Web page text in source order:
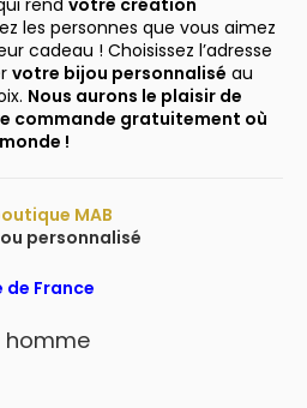
rend votre création
les personnes que vous aimez
cadeau ! Choisissez l’adresse
votre bijou personnalisé au
Nous aurons le plaisir de
commande gratuitement où
!
MAB
personnalisé
de France
homme